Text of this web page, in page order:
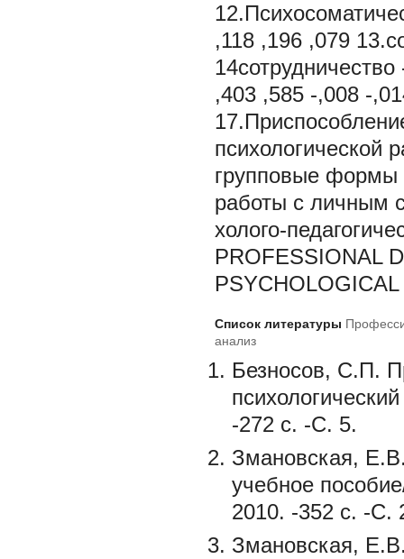
,118 ,196 ,079
,403 ,585 -,008 -
психологической
групповые формы
работы с личным
холого-
PROFESSIONAL
Список литературы
анализ
Безносов, С.П.
-272 с. -С. 5.
Змановская,
учебное
2010. -352 с. -С.
Змановская,